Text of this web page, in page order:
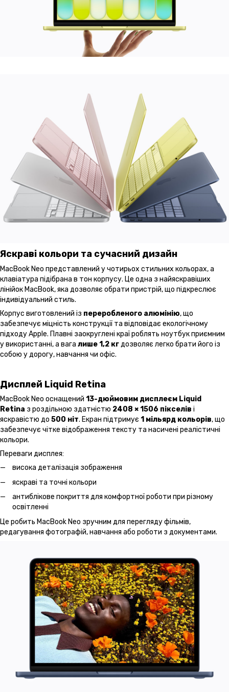
Яскраві кольори та сучасний дизайн
MacBook Neo представлений у чотирьох стильних кольорах, а
клавіатура підібрана в тон корпусу. Це одна з найяскравіших
лінійок MacBook, яка дозволяє обрати пристрій, що підкреслює
індивідуальний стиль.
Корпус виготовлений із переробленого алюмінію, що
забезпечує міцність конструкції та відповідає екологічному
підходу Apple. Плавні заокруглені краї роблять ноутбук приємним
у використанні, а вага лише 1,2 кгдозволяє легко брати його із
собою у дорогу, навчання чи офіс.
Дисплей Liquid Retina
MacBook Neo оснащений 13-дюймовим дисплеєм Liquid
Retina з роздільною здатністю 2408 × 1506 пікселів і
яскравістю до 500 ніт. Екран підтримує 1 мільярд кольорів, що
забезпечує чітке відображення тексту та насичені реалістичні
кольори.
Переваги дисплея:
висока деталізація зображення
яскраві та точні кольори
антиблікове покриття для комфортної роботи при різному
освітленні
Це робить MacBook Neo зручним для перегляду фільмів,
редагування фотографій, навчання або роботи з документами.